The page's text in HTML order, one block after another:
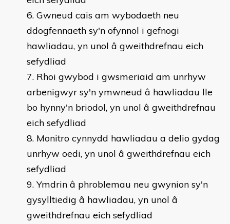
Gwneud cais am wybodaeth neu
ddogfennaeth sy'n ofynnol i gefnogi
hawliadau, yn unol â gweithdrefnau eich
sefydliad
Rhoi gwybod i gwsmeriaid am unrhyw
arbenigwyr sy'n ymwneud â hawliadau lle
bo hynny'n briodol, yn unol â gweithdrefnau
eich sefydliad
Monitro cynnydd hawliadau a delio gydag
unrhyw oedi, yn unol â gweithdrefnau eich
sefydliad
Ymdrin â phroblemau neu gwynion sy'n
gysylltiedig â hawliadau, yn unol â
gweithdrefnau eich sefydliad